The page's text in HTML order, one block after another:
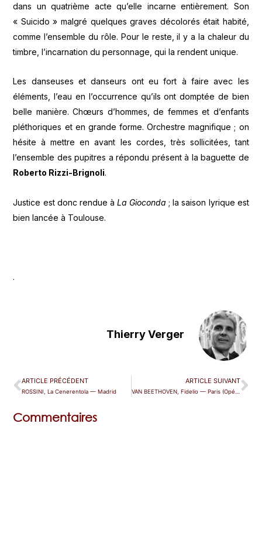
dans un quatrième acte qu’elle incarne entièrement. Son
« Suicido » malgré quelques graves décolorés était habité,
comme l’ensemble du rôle. Pour le reste, il y a la chaleur du
timbre, l’incarnation du personnage, qui la rendent unique.
Les danseuses et danseurs ont eu fort à faire avec les
éléments, l’eau en l’occurrence qu’ils ont domptée de bien
belle manière. Chœurs d’hommes, de femmes et d’enfants
pléthoriques et en grande forme. Orchestre magnifique ; on
hésite à mettre en avant les cordes, très sollicitées, tant
l’ensemble des pupitres a répondu présent à la baguette de
Roberto Rizzi-Brignoli.
Justice est donc rendue à La Gioconda ; la saison lyrique est
bien lancée à Toulouse.
.
Thierry Verger
ARTICLE PRÉCÉDENT
ROSSINI, La Cenerentola — Madrid
ARTICLE SUIVANT
VAN BEETHOVEN, Fidelio — Paris (Opéra Comique)
Commentaires